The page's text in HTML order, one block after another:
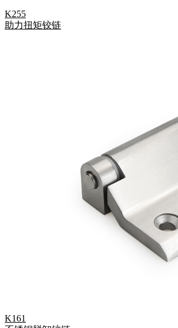
K255
助力扭矩铰链
K161